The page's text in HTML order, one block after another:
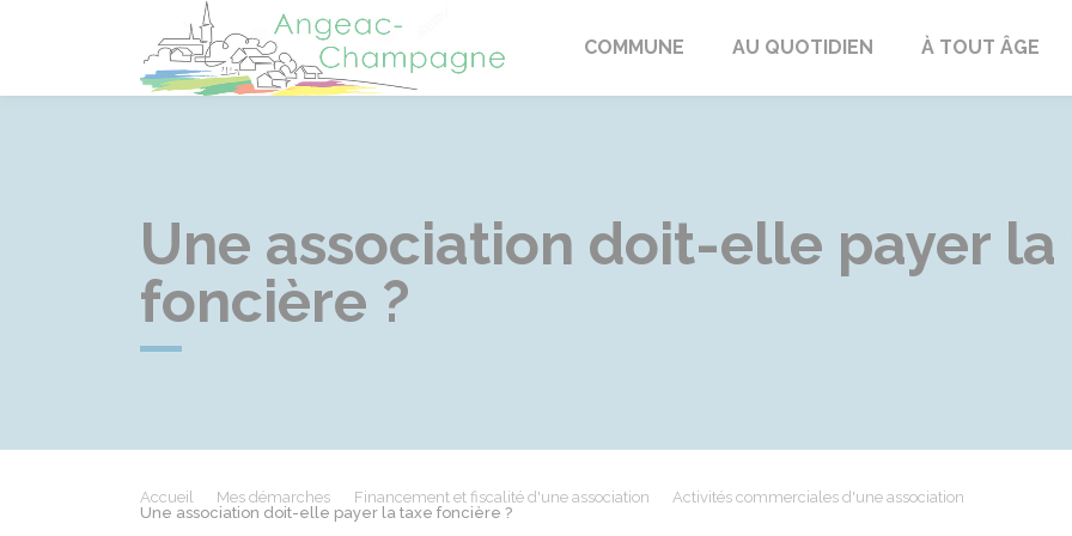
Angeac-Champagne
COMMUNE AU QUOTIDIEN À TOUT ÂGE
Une association doit-elle payer la
foncière ?
Accueil Mes démarches Financement et fiscalité d'une association
Activités commerciales d'une association
Une association doit-elle payer la taxe foncière ?